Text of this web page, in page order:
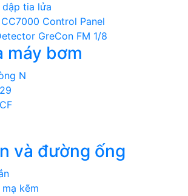
tia lửa
Control Panel
GreCon FM 1/8
máy bơm
N
và đường ống
mạ kẽm